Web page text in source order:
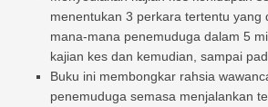
menentukan 3 perkara tertentu yang
mana-mana penemuduga dalam 5
kajian kes dan kemudian, sampai
Buku ini membongkar rahsia
penemuduga semasa menjalankan